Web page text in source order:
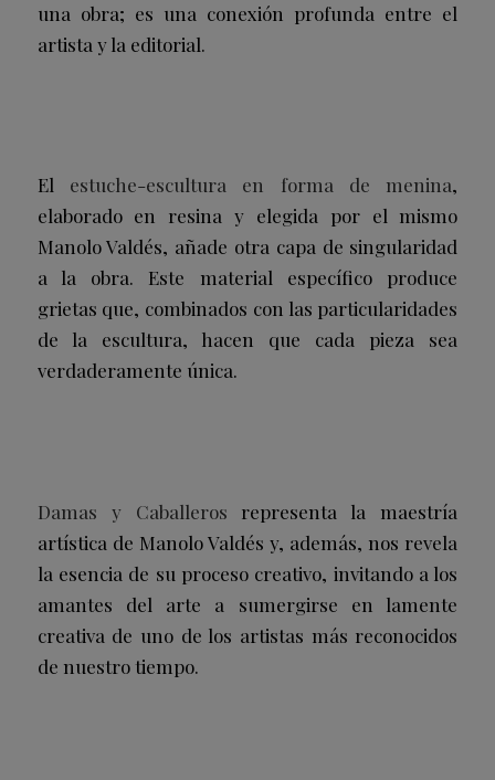
una obra; es una conexión profunda entre el
artista y la editorial.
El estuche-escultura en forma de menina,
elaborado en resina y elegida por el mismo
Manolo Valdés, añade otra capa de singularidad
a la obra. Este material específico produce
grietas que, combinados con las particularidades
de la escultura, hacen que cada pieza sea
verdaderamente única.
Damas y Caballeros representa la maestría
artística de Manolo Valdés y, además, nos revela
la esencia de su proceso creativo, invitando a los
amantes del arte a sumergirse en lamente
creativa de uno de los artistas más reconocidos
de nuestro tiempo.